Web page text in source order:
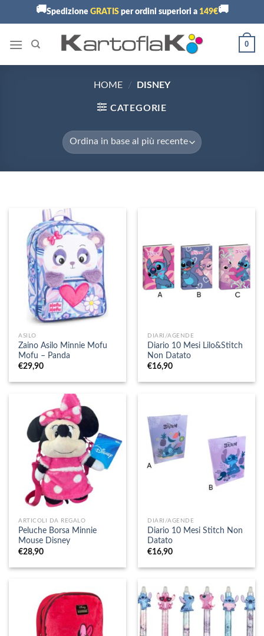
🚚Spedizione GRATISper ordini superiori a 149€🚚
0
HOME / DISNEY
CATEGORIE
ASILO
Zaino Asilo Minnie Mofu
Mofu – Panda
€29,90
DIARI/AGENDE
Diario 10 Mesi Lilo&Stitch
Non Datato
€16,90
ARTICOLI DA REGALO
Peluche Borsa Minnie
Mouse Disney
€28,90
DIARI/AGENDE
Diario 10 Mesi Stitch Non
Datato
€16,90